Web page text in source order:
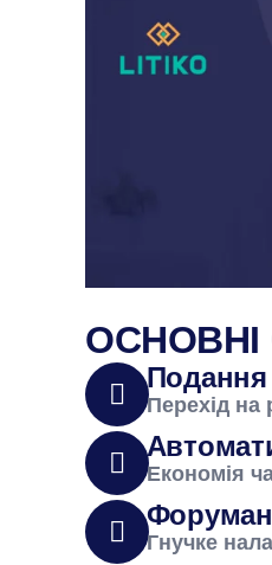
ОСНОВНІ
Подання
Перехід на
Економія
Гнучке